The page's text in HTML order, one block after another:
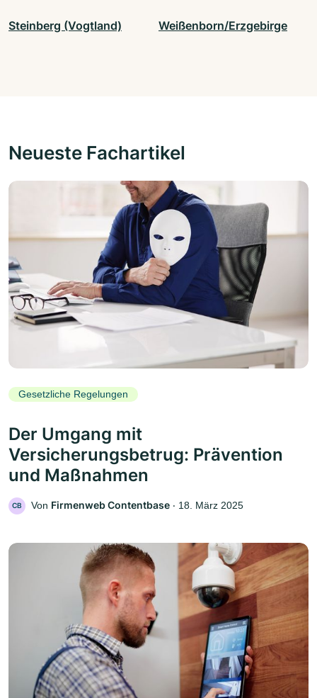
Steinberg (Vogtland) Weißenborn/Erzgebirge
Neueste Fachartikel
Gesetzliche Regelungen
Der Umgang mit
Versicherungsbetrug: Prävention
und Maßnahmen
CB Von Firmenweb Contentbase ‧ 18. März 2025